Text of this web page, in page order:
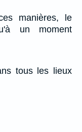
manières, le
un moment
tous les lieux